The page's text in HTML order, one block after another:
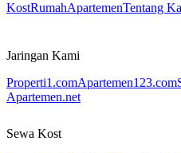
KostRumahApartemenTentang
Jaringan Kami
Properti1.comApartemen123.com
Apartemen.net
Sewa Kost